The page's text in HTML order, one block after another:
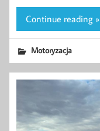
Continue reading »
Motoryzacja